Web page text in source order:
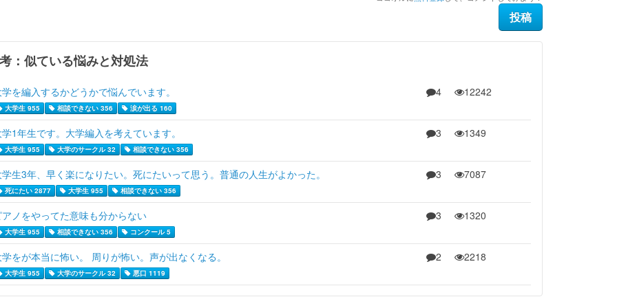
：似ている悩みと対処法
を編入するかどうかで悩んでいます。
大学生 955 相談できない 356 涙が出る 160
4 12242
1年生です。大学編入を考えています。
大学生 955 大学のサークル 32 相談できない 356
3 1349
生3年、早く楽になりたい。死にたいって思う。普通の人生がよかった。
死にたい 2877 大学生 955 相談できない 356
3 7087
ノをやってた意味も分からない
大学生 955 相談できない 356 コンクール 5
3 1320
をが本当に怖い。 周りが怖い。声が出なくなる。
大学生 955 大学のサークル 32 悪口 1119
2 2218